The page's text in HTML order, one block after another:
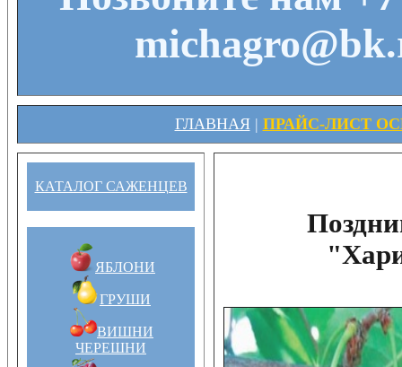
ГЛАВНАЯ| ПРАЙС-ЛИСТ
КАТАЛОГ САЖЕНЦЕВ
ЯБЛОНИ
ГРУШИ
ВИШНИ
ЧЕРЕШНИ